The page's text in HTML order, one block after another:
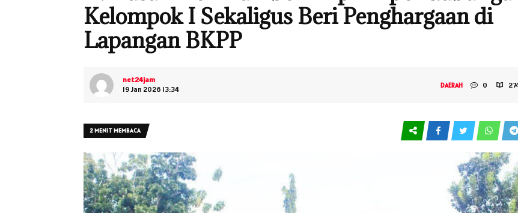
Kelompok I Sekaligus Beri Penghargaan di
Lapangan BKPP
net24jam
19 Jan 2026 13:34
DAERAH 0
2 MENIT MEMBACA